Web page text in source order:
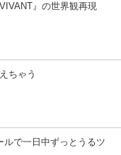
』の世界観再現
ちゃう
ルで一日中ずっとうるツ